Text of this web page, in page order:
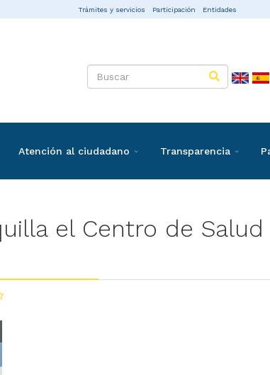
Trámites y servicios Participación Entidades
Atención al ciudadano Transparencia
el Centro de Salud